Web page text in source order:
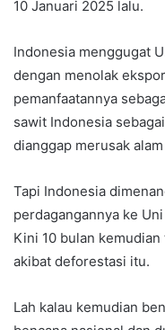
10 Januari 2025 lalu.
Indonesia menggugat
dengan menolak
pemanfaatannya
sawit Indonesia
dianggap merusak
Tapi Indonesia
perdagangannya ke
Kini 10 bulan
akibat deforestasi itu.
Lah kalau kemudian